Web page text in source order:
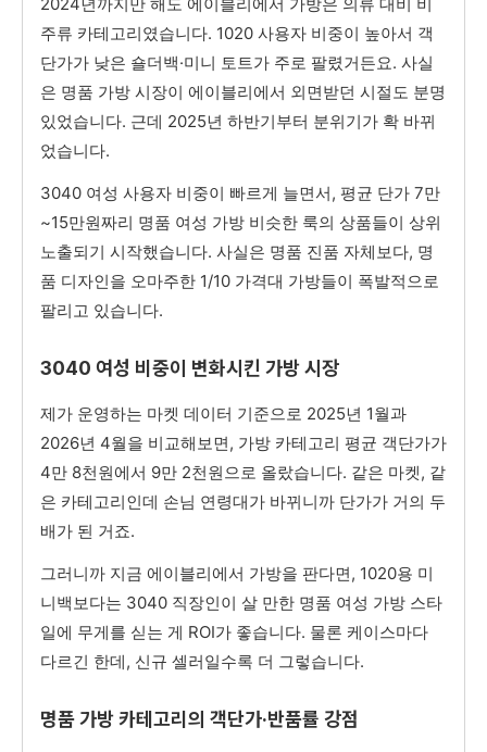
2024년까지만 해도 에이블리에서 가방은 의류 대비 비
주류 카테고리였습니다. 1020 사용자 비중이 높아서 객
단가가 낮은 숄더백·미니 토트가 주로 팔렸거든요. 사실
은 명품 가방 시장이 에이블리에서 외면받던 시절도 분명
있었습니다. 근데 2025년 하반기부터 분위기가 확 바뀌
었습니다.
3040 여성 사용자 비중이 빠르게 늘면서, 평균 단가 7만
~15만원짜리 명품 여성 가방 비슷한 룩의 상품들이 상위
노출되기 시작했습니다. 사실은 명품 진품 자체보다, 명
품 디자인을 오마주한 1/10 가격대 가방들이 폭발적으로
팔리고 있습니다.
3040 여성 비중이 변화시킨 가방 시장
제가 운영하는 마켓 데이터 기준으로 2025년 1월과
2026년 4월을 비교해보면, 가방 카테고리 평균 객단가가
4만 8천원에서 9만 2천원으로 올랐습니다. 같은 마켓, 같
은 카테고리인데 손님 연령대가 바뀌니까 단가가 거의 두
배가 된 거죠.
그러니까 지금 에이블리에서 가방을 판다면, 1020용 미
니백보다는 3040 직장인이 살 만한 명품 여성 가방 스타
일에 무게를 싣는 게 ROI가 좋습니다. 물론 케이스마다
다르긴 한데, 신규 셀러일수록 더 그렇습니다.
명품 가방 카테고리의 객단가·반품률 강점